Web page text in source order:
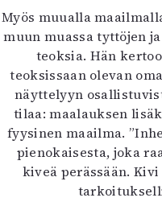
Myös muualla
muun muassa tyttöjen
teoksia. Hän
teoksissaan olevan
näyttelyyn
tilaa: maalauksen
fyysinen maailma.
pienokaisesta, joka
kiveä perässään.